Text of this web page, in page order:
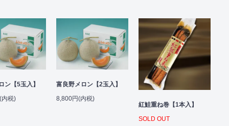
ン【5玉入】
内税)
富良野メロン【2玉入】
8,800円(内税)
紅鮭重ね巻【1本入】
SOLD OUT